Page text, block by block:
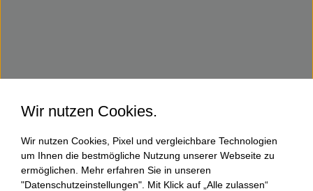
Wir nutzen Cookies.
Wir nutzen Cookies, Pixel und vergleichbare Technologien
um Ihnen die bestmögliche Nutzung unserer Webseite zu
ermöglichen. Mehr erfahren Sie in unseren
"Datenschutzeinstellungen". Mit Klick auf „Alle zulassen“